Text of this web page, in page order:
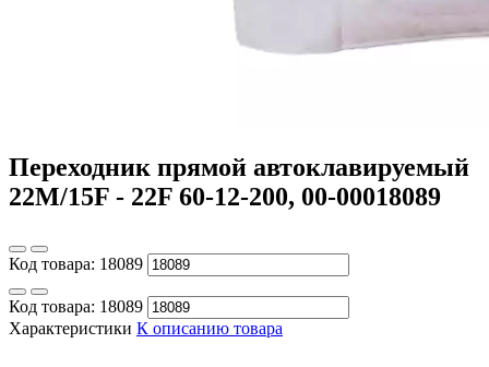
Переходник прямой автоклавируемый
22M/15F - 22F 60-12-200, 00-00018089
Код товара: 18089
Код товара: 18089
Характеристики К описанию товара